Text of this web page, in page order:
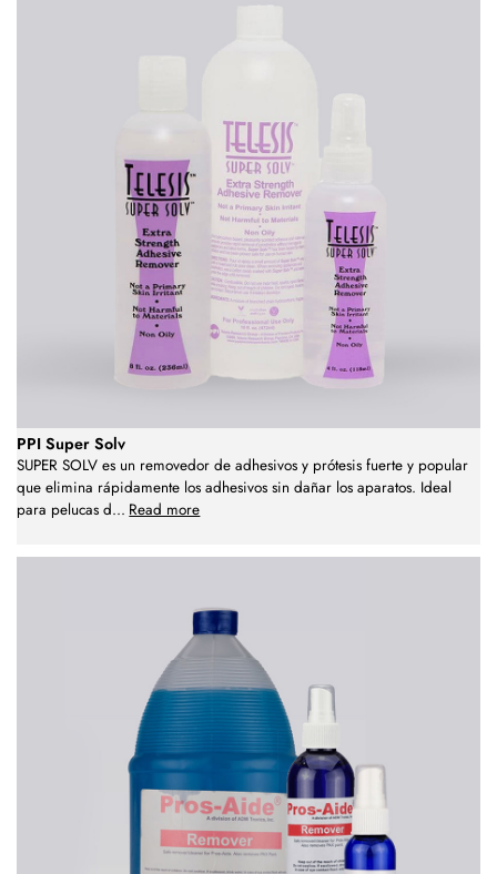
PPI Super Solv
SUPER SOLV es un removedor de adhesivos y prótesis fuerte y popular
que elimina rápidamente los adhesivos sin dañar los aparatos. Ideal
para pelucas d... Read more